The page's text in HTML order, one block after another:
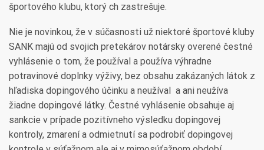
športového klubu, ktorý ch zastrešuje.
Nie je novinkou, že v súčasnosti už niektoré športové kluby
SANK majú od svojich pretekárov notársky overené čestné
vyhlásenie o tom, že používal a používa výhradne
potravinové doplnky výživy, bez obsahu zakázaných látok z
hľadiska dopingového účinku a neužíval a ani neužíva
žiadne dopingové látky. Čestné vyhlásenie obsahuje aj
sankcie v prípade pozitívneho výsledku dopingovej
kontroly, zmarení a odmietnutí sa podrobiť dopingovej